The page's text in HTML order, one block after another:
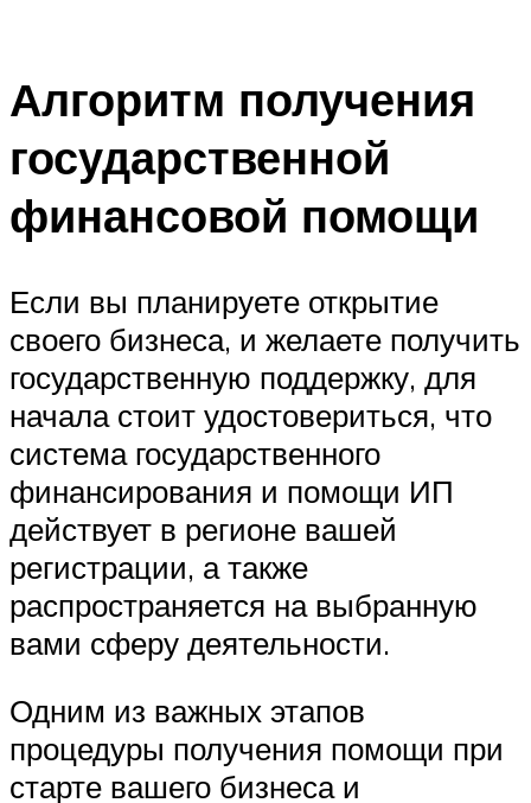
Алгоритм получения
государственной
финансовой помощи
Если вы планируете открытие
своего бизнеса, и желаете получить
государственную поддержку, для
начала стоит удостовериться, что
система государственного
финансирования и помощи ИП
действует в регионе вашей
регистрации, а также
распространяется на выбранную
вами сферу деятельности.
Одним из важных этапов
процедуры получения помощи при
старте вашего бизнеса и